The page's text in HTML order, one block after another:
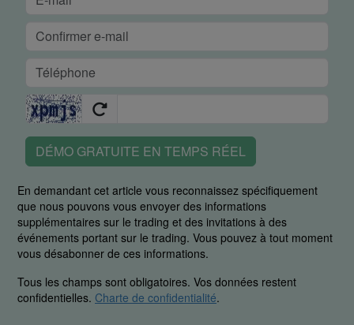
DÉMO GRATUITE EN TEMPS RÉEL
En demandant cet article vous reconnaissez spécifiquement
que nous pouvons vous envoyer des informations
supplémentaires sur le trading et des invitations à des
événements portant sur le trading. Vous pouvez à tout moment
vous désabonner de ces informations.
Tous les champs sont obligatoires. Vos données restent
confidentielles. Charte de confidentialité.